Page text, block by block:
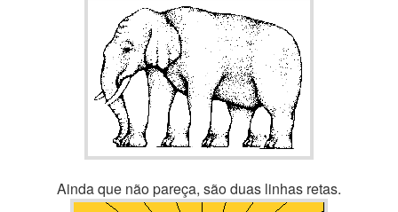
Ainda que não pareça, são duas linhas retas.